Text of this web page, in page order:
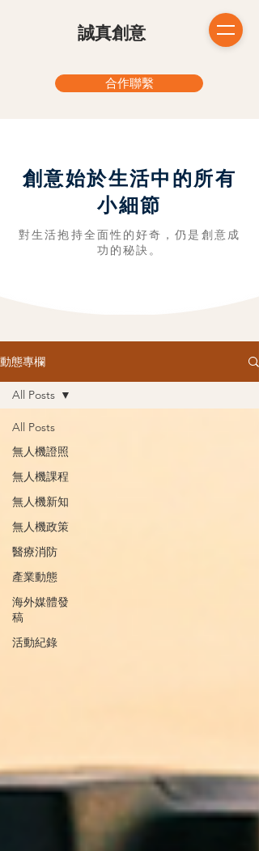
​誠真創意
合作聯繫
創意始於生活中的所有
小細節
對生活抱持全面性的好奇，仍是創意成
功的秘訣。
動態專欄
All Posts
無人機證照
無人機課程
無人機新知
無人機政策
醫療消防
產業動態
海外媒體發
稿
活動紀錄
All Posts